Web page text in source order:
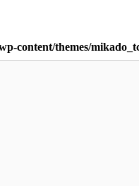
content/themes/